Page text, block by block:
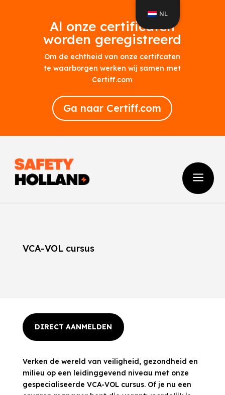
Al onze certificaten
worden geregistreerd
Om de echtheid van onze certifcaten
te waarborgen werken wij samen met
Certiff.com
Ga naar Certiff.com
a
VCA-VOL cursus
DIRECT AANMELDEN
Verken de wereld van veiligheid, gezondheid en
milieu op een leidinggevend niveau met onze
gespecialiseerde VCA-VOL cursus. Of je nu een
NL